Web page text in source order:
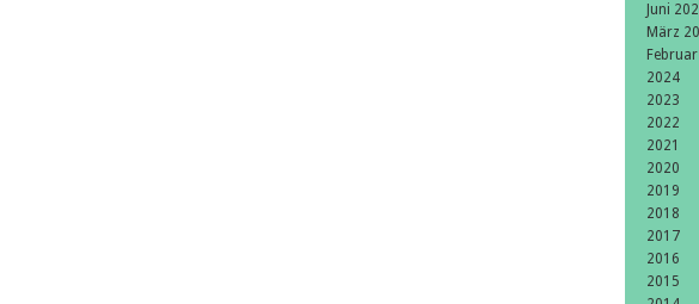
Juni
März
2024
2023
2022
2021
2020
2019
2018
2017
2016
2015